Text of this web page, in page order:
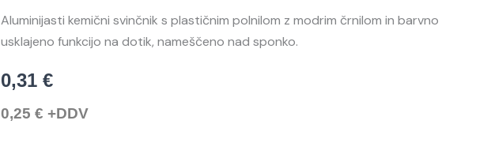
Aluminijasti kemični svinčnik s plastičnim polnilom z modrim črnilom in barvno
usklajeno funkcijo na dotik, nameščeno nad sponko.
0,31€
0,25€ +DDV
Orleans